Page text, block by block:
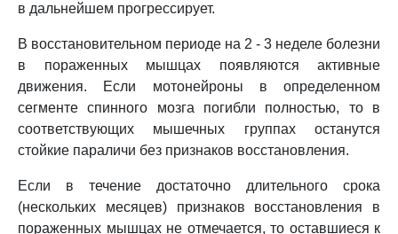
в дальнейшем прогрессирует.
В восстановительном периоде на 2 - 3 неделе болезни
в пораженных мышцах появляются активные
движения. Если мотонейроны в определенном
сегменте спинного мозга погибли полностью, то в
соответствующих мышечных группах останутся
стойкие параличи без признаков восстановления.
Если в течение достаточно длительного срока
(нескольких месяцев) признаков восстановления в
пораженных мышцах не отмечается, то оставшиеся к